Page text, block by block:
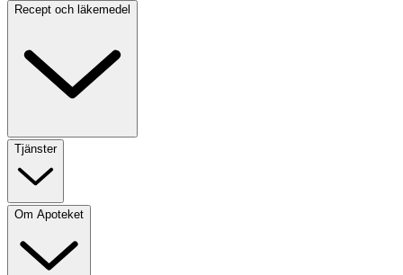
Recept och läkemedel
Tjänster
Om Apoteket